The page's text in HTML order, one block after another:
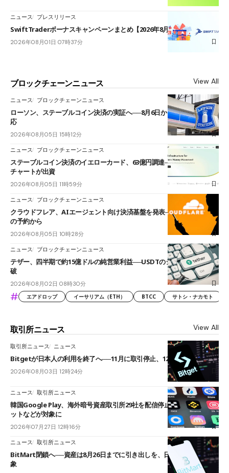
ニュース プレスリリース
SwiftTraderボーナスキャンペーンまとめ【2026年8月最新】
2026年08月01日 07時37分
ブロックチェーンニュース View All
ニュース ブロックチェーンニュース
ローソン、ステーブルコイン決済の実証へ──8月6日からJPYCやUSDC対
応
2026年08月05日 15時12分
ニュース ブロックチェーンニュース
ステーブルコイン決済のイエローカード、63億円調達──ソニーやスタン
チャートが出資
2026年08月05日 11時59分
ニュース ブロックチェーンニュース
クラウドフレア、AIエージェント向け決済基盤を発表──まずハンドル名
の予約から
2026年08月05日 10時28分
ニュース ブロックチェーンニュース
テザー、四半期で約15億ドルの純営業利益──USDTのシェアは60%を突
破
2026年08月02日 08時30分
# エアドロップ イーサリアム（ETH） BTCC サトシ・ナカモト
取引所ニュース View All
取引所ニュース ニュース
Bitgetが日本人の利用を終了へ──11月に取引停止、12月末に強制決済
2026年08月03日 12時24分
ニュース 取引所ニュース
韓国Google Play、海外暗号資産取引所29社を配信停止──OKXやバイビ
ットなどが対象に
2026年07月27日 12時16分
ニュース 取引所ニュース
BitMart閉鎖へ──資産は8月26日までに引き出しを、日本人利用者も対
象